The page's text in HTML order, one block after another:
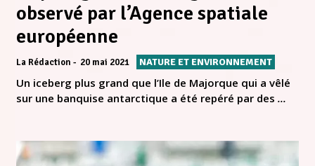
observé par l’Agence spatiale
européenne
La Rédaction 20 mai 2021 NATURE ET ENVIRONNEMENT
Un iceberg plus grand que l’Ile de Majorque qui a vêlé
sur une banquise antarctique a été repéré par des ...